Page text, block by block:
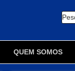
QUEM SOMOS